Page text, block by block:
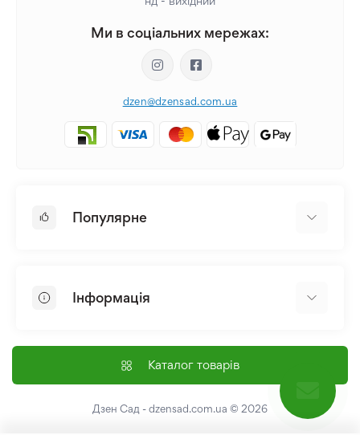
Ми в соціальних мережах:
dzen@dzensad.com.ua
Популярне
Лілія
Насіння
Інформація
Доставка і оплата
Контакти
Каталог товарів
Дзен Сад - dzensad.com.ua © 2026